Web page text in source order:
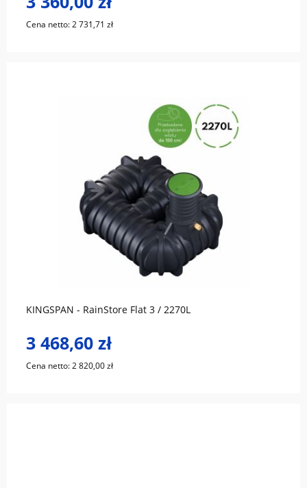
Cena netto:2 731,71 zł
KINGSPAN - RainStore Flat 3 / 2270L
3 468,60 zł
Cena netto:2 820,00 zł
do koszyka